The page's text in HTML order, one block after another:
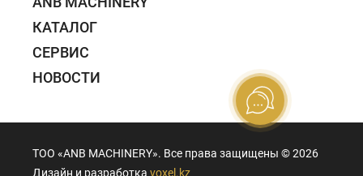
КАТАЛОГ
СЕРВИС
НОВОСТИ
ТОО «ANB MACHINERY». Все права защищены ©️ 2026
Дизайн и разработка voxel.kz